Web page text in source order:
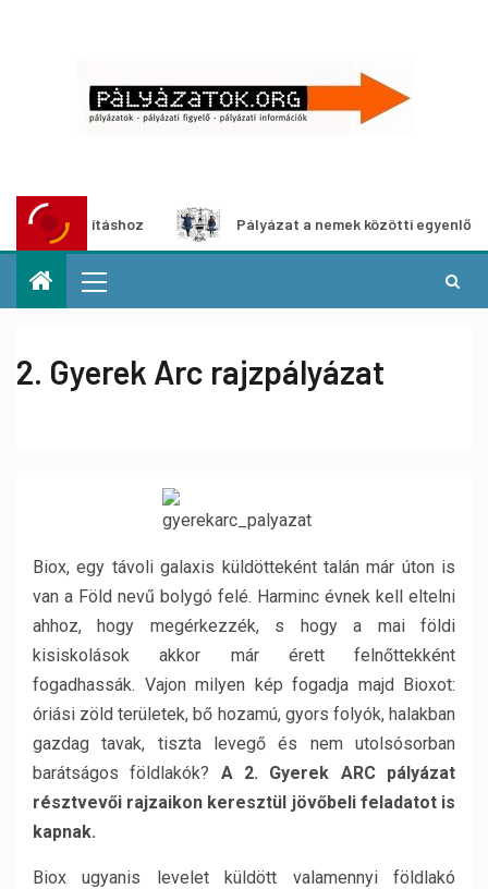
Pályázat a nemek közötti egyenlőség
2. Gyerek Arc rajzpályázat
Biox, egy távoli galaxis küldötteként talán már úton is
van a Föld nevű bolygó felé. Harminc évnek kell eltelni
ahhoz, hogy megérkezzék, s hogy a mai földi
kisiskolások akkor már érett felnőttekként
fogadhassák. Vajon milyen kép fogadja majd Bioxot:
óriási zöld területek, bő hozamú, gyors folyók, halakban
gazdag tavak, tiszta levegő és nem utolsósorban
barátságos földlakók? A 2. Gyerek ARC pályázat
résztvevői rajzaikon keresztül jövőbeli feladatot is
kapnak.
Biox ugyanis levelet küldött valamennyi földlakó